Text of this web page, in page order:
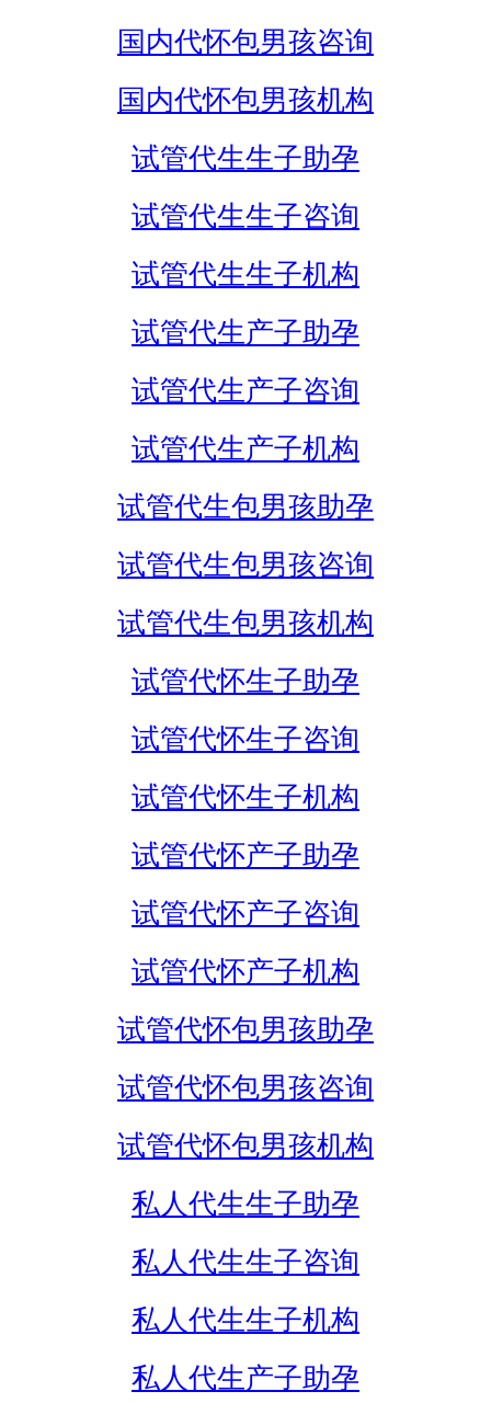
国内代怀包男孩咨询
国内代怀包男孩机构
试管代生生子助孕
试管代生生子咨询
试管代生生子机构
试管代生产子助孕
试管代生产子咨询
试管代生产子机构
试管代生包男孩助孕
试管代生包男孩咨询
试管代生包男孩机构
试管代怀生子助孕
试管代怀生子咨询
试管代怀生子机构
试管代怀产子助孕
试管代怀产子咨询
试管代怀产子机构
试管代怀包男孩助孕
试管代怀包男孩咨询
试管代怀包男孩机构
私人代生生子助孕
私人代生生子咨询
私人代生生子机构
私人代生产子助孕